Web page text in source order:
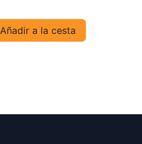
Añadir a la cesta